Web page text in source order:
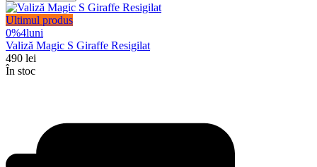
Ultimul produs
0%4luni
Valiză Magic S Giraffe Resigilat
490 lei
În stoc